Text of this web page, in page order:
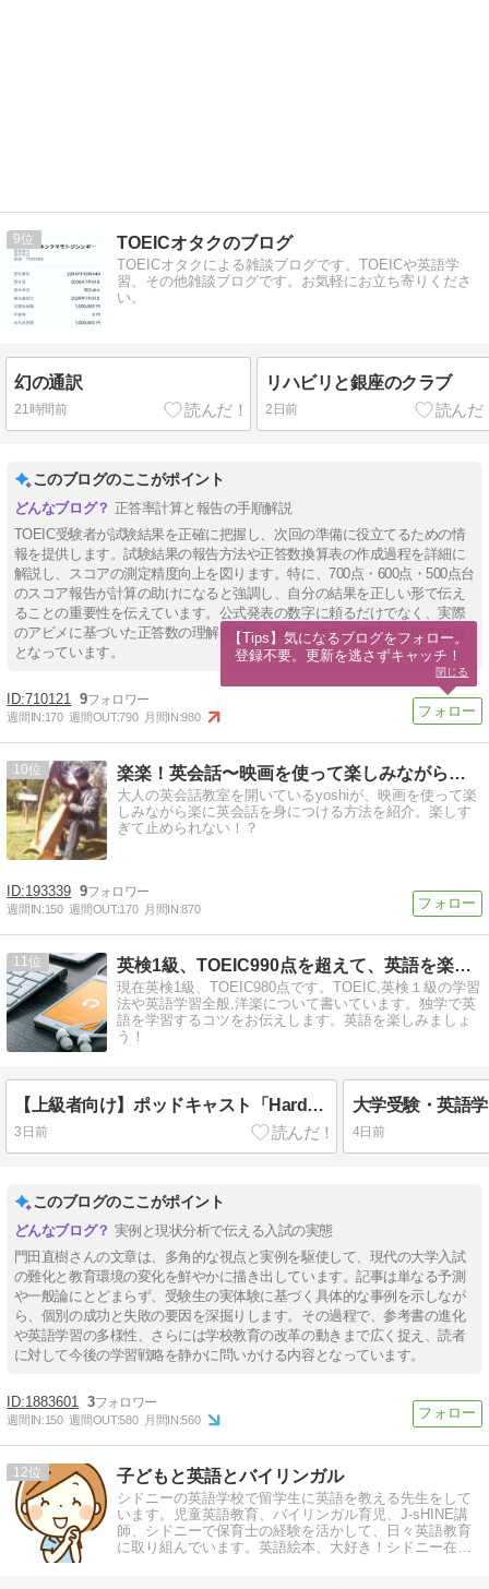
9 TOEICオタクのブログ
TOEICオタクによる雑談ブログです。TOEICや英語学
習、その他雑談ブログです。お気軽にお立ち寄りくださ
い。
幻の通訳
21時間前
リハビリと銀座のクラブ
2日前
このブログのここがポイント
正答率計算と報告の手順解説
TOEIC受験者が試験結果を正確に把握し、次回の準備に役立てるための情
報を提供します。試験結果の報告方法や正答数換算表の作成過程を詳細に
解説し、スコアの測定精度向上を図ります。特に、700点・600点・500点台
のスコア報告が計算の助けになると強調し、自分の結果を正しい形で伝え
ることの重要性を伝えています。公式発表の数字に頼るだけでなく、実際
のアビメに基づいた正答数の理解を深め、確かな次の目標設定を促す内容
となっています。
710121 9
週間IN:170 週間OUT:790 月間IN:980
10 楽楽！英会話〜映画を使って楽しみながら自然な英語を身につける
大人の英会話教室を開いているyoshiが、映画を使って楽
しみながら楽に英会話を身につける方法を紹介。楽しす
ぎて止められない！？
193339 9
週間IN:150 週間OUT:170 月間IN:870
11 英検1級、TOEIC990点を超えて、英語を楽しむブログ
現在英検1級、TOEIC980点です。TOEIC,英検１級の学習
法や英語学習全般,洋楽について書いています。独学で英
語を学習するコツをお伝えします。英語を楽しみましょ
う！
【上級者向け】ポッドキャスト「Hardcore History」で英語と世界史を同時に学ぶ
3日前 4日前
このブログのここがポイント
実例と現状分析で伝える入試の実態
門田直樹さんの文章は、多角的な視点と実例を駆使して、現代の大学入試
の難化と教育環境の変化を鮮やかに描き出しています。記事は単なる予測
や一般論にとどまらず、受験生の実体験に基づく具体的な事例を示しなが
ら、個別の成功と失敗の要因を深掘りします。その過程で、参考書の進化
や英語学習の多様性、さらには学校教育の改革の動きまで広く捉え、読者
に対して今後の学習戦略を静かに問いかける内容となっています。
1883601 3
週間IN:150 週間OUT:580 月間IN:560
12 子どもと英語とバイリンガル
シドニーの英語学校で留学生に英語を教える先生をして
います。児童英語教育、バイリンガル育児、J-sHINE講
師、シドニーで保育士の経験を活かして、日々英語教育
に取り組んでいます。英語絵本、大好き！シドニー在
【Tips】気になるブログをフォロー。
登録不要。更新を逃さずキャッチ！
閉じる